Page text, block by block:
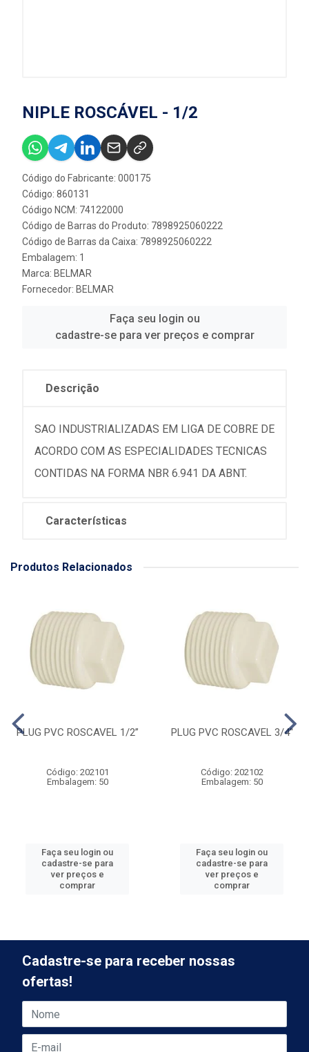
NIPLE ROSCÁVEL - 1/2
Código do Fabricante: 000175
Código: 860131
Código NCM: 74122000
Código de Barras do Produto: 7898925060222
Código de Barras da Caixa: 7898925060222
Embalagem: 1
Marca: BELMAR
Fornecedor: BELMAR
Faça seu login ou
cadastre-se para ver preços e comprar
Descrição
SAO INDUSTRIALIZADAS EM LIGA DE COBRE DE
ACORDO COM AS ESPECIALIDADES TECNICAS
CONTIDAS NA FORMA NBR 6.941 DA ABNT.
Características
Produtos Relacionados
PLUG PVC ROSCAVEL 1/2”
Código: 202101
Embalagem: 50
Faça seu login ou
cadastre-se para
ver preços e
comprar
PLUG PVC ROSCAVEL 3/4''
Código: 202102
Embalagem: 50
Faça seu login ou
cadastre-se para
ver preços e
comprar
Cadastre-se para receber nossas
ofertas!